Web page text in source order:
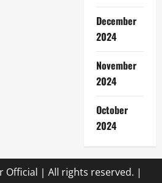
December
2024
November
2024
October
2024
Official | All rights reserved. |